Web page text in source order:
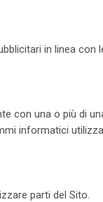
in linea
con una o più di
informatici
parti del Sito.